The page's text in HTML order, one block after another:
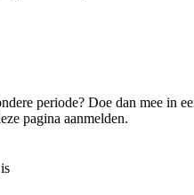
periode? Doe dan mee in
pagina aanmelden.